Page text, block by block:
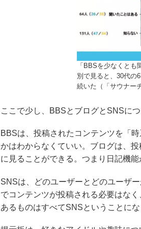
「BBSを少なくと
別で見ると、30代の
続いた（「サウナー
ここで少し、BBSとブログとSNSに
BBSは、投稿されたコンテンツを「
かはわからなくていい。ブログは、
に見ることができる。つまり日記機
SNSは、どのユーザーとどのユーザ
でコンテンツが投稿される必要はな
あるものはすべてSNSということに